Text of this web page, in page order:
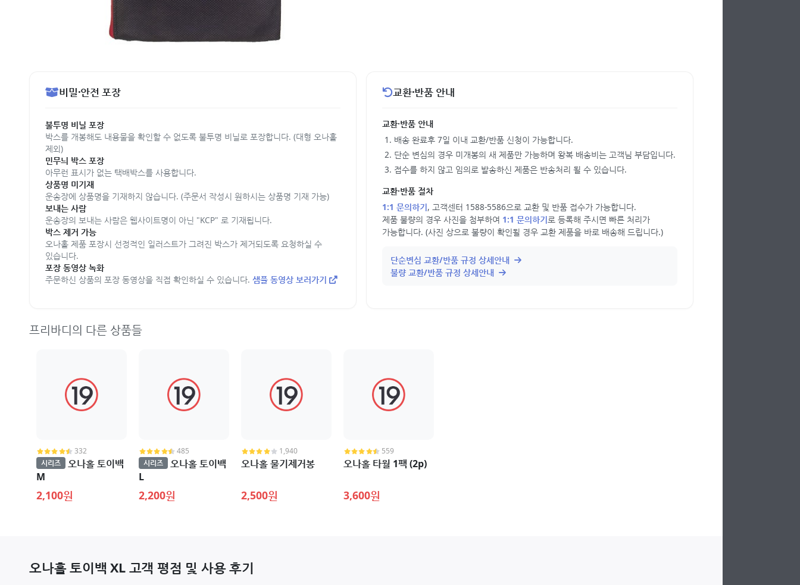
비밀·안전 포장
불투명 비닐 포장
박스를 개봉해도 내용물을 확인할 수 없도록 불투명 비닐로 포장합니다. (대형 오나홀
제외)
민무늬 박스 포장
아무런 표시가 없는 택배박스를 사용합니다.
상품명 미기재
운송장에 상품명을 기재하지 않습니다. (주문서 작성시 원하시는 상품명 기재 가능)
보내는 사람
운송장의 보내는 사람은 웹사이트명이 아닌 "KCP" 로 기재됩니다.
박스 제거 가능
오나홀 제품 포장시 선정적인 일러스트가 그려진 박스가 제거되도록 요청하실 수
있습니다.
포장 동영상 녹화
주문하신 상품의 포장 동영상을 직접 확인하실 수 있습니다. 샘플 동영상 보러가기
교환·반품 안내
교환·반품 안내
배송 완료후 7일 이내 교환/반품 신청이 가능합니다.
단순 변심의 경우 미개봉의 새 제품만 가능하며 왕복 배송비는 고객님 부담입니다.
접수를 하지 않고 임의로 발송하신 제품은 반송처리 될 수 있습니다.
교환·반품 절차
1:1 문의하기, 고객센터 1588-5586으로 교환 및 반품 접수가 가능합니다.
제품 불량의 경우 사진을 첨부하여 1:1 문의하기로 등록해 주시면 빠른 처리가
가능합니다. (사진 상으로 불량이 확인될 경우 교환 제품을 바로 배송해 드립니다.)
단순변심 교환/반품 규정 상세안내
불량 교환/반품 규정 상세안내
프리바디의 다른 상품들
332
시리즈
오나홀 토이백
M
2,100원
485
시리즈
오나홀 토이백
L
2,200원
1,940
오나홀 물기제거봉
2,500원
559
오나홀 타월 1팩 (2p)
3,600원
오나홀 토이백 XL 고객 평점 및 사용 후기